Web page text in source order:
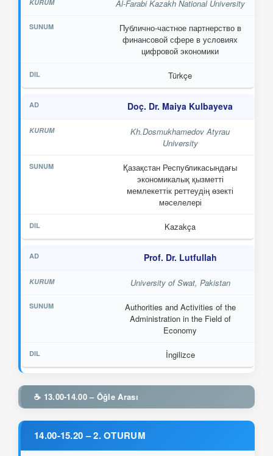
Al-Farabi Kazakh National University
Публично-частное партнерство в
финансовой сфере в условиях
цифровой экономики
Türkçe
Doç. Dr. Maiya Kulbayeva
Kh.Dosmukhamedov Atyrau
University
Қазақстан Республикасындағы
экономикалық қызметті
мемлекеттік реттеудің өзекті
мәселелері
Kazakça
Prof. Dr. Lutfullah
University of Swat, Pakistan
Authorities and Activities of the
Administration in the Field of
Economy
İngilizce
☕ 13.00-14.00 – Öğle Arası
14.00-15.20 – 2. OTURUM